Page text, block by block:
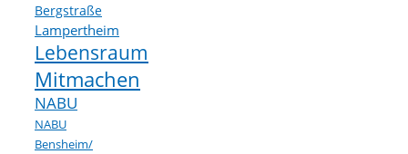
Bergstraße
Lampertheim
Lebensraum
Mitmachen
NABU
NABU
Bensheim/